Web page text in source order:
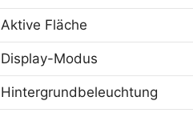
Aktive Fläche
Display-Modus
Hintergrundbeleuchtung